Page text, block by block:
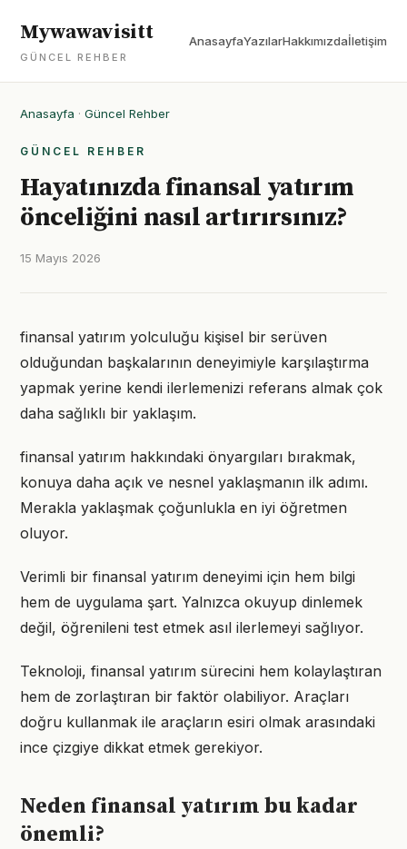
Mywawavisitt
GÜNCEL REHBER
AnasayfaYazılarHakkımızdaİletişim
Anasayfa · Güncel Rehber
GÜNCEL REHBER
Hayatınızda finansal yatırım
önceliğini nasıl artırırsınız?
15 Mayıs 2026
finansal yatırım yolculuğu kişisel bir serüven
olduğundan başkalarının deneyimiyle karşılaştırma
yapmak yerine kendi ilerlemenizi referans almak çok
daha sağlıklı bir yaklaşım.
finansal yatırım hakkındaki önyargıları bırakmak,
konuya daha açık ve nesnel yaklaşmanın ilk adımı.
Merakla yaklaşmak çoğunlukla en iyi öğretmen
oluyor.
Verimli bir finansal yatırım deneyimi için hem bilgi
hem de uygulama şart. Yalnızca okuyup dinlemek
değil, öğrenileni test etmek asıl ilerlemeyi sağlıyor.
Teknoloji, finansal yatırım sürecini hem kolaylaştıran
hem de zorlaştıran bir faktör olabiliyor. Araçları
doğru kullanmak ile araçların esiri olmak arasındaki
ince çizgiye dikkat etmek gerekiyor.
Neden finansal yatırım bu kadar
önemli?